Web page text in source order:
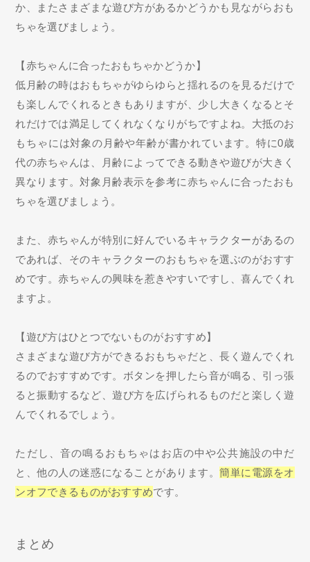
か、またさまざまな遊び方があるかどうかも見ながらおも
ちゃを選びましょう。
【赤ちゃんに合ったおもちゃかどうか】
低月齢の時はおもちゃがゆらゆらと揺れるのを見るだけで
も楽しんでくれるときもありますが、少し大きくなるとそ
れだけでは満足してくれなくなりがちですよね。大抵のお
もちゃには対象の月齢や年齢が書かれています。特に0歳
代の赤ちゃんは、月齢によってできる動きや遊びが大きく
異なります。対象月齢表示を参考に赤ちゃんに合ったおも
ちゃを選びましょう。
また、赤ちゃんが特別に好んでいるキャラクターがあるの
であれば、そのキャラクターのおもちゃを選ぶのがおすす
めです。赤ちゃんの興味を惹きやすいですし、喜んでくれ
ますよ。
【遊び方はひとつでないものがおすすめ】
さまざまな遊び方ができるおもちゃだと、長く遊んでくれ
るのでおすすめです。ボタンを押したら音が鳴る、引っ張
ると振動するなど、遊び方を広げられるものだと楽しく遊
んでくれるでしょう。
ただし、音の鳴るおもちゃはお店の中や公共施設の中だ
と、他の人の迷惑になることがあります。簡単に電源をオ
ンオフできるものがおすすめです。
まとめ